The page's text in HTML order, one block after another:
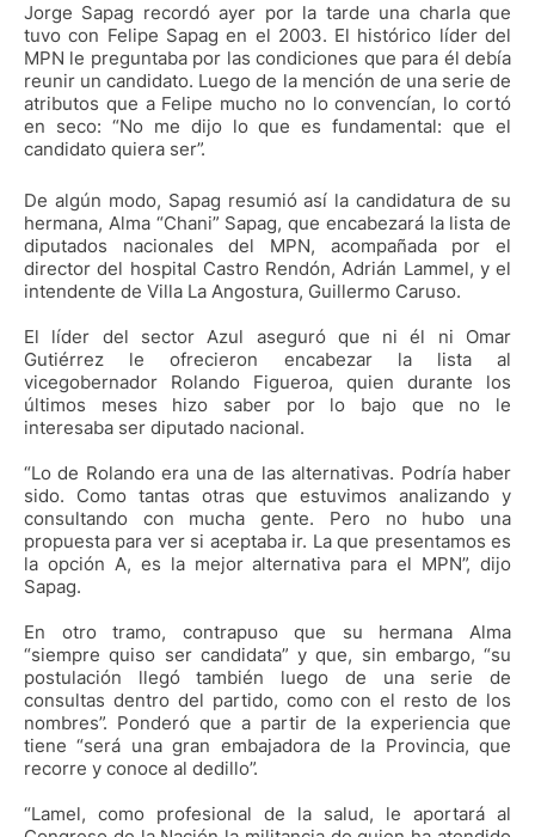
Jorge Sapag recordó ayer por la tarde una charla que
tuvo con Felipe Sapag en el 2003. El histórico líder del
MPN le preguntaba por las condiciones que para él debía
reunir un candidato. Luego de la mención de una serie de
atributos que a Felipe mucho no lo convencían, lo cortó
en seco: “No me dijo lo que es fundamental: que el
candidato quiera ser”.
De algún modo, Sapag resumió así la candidatura de su
hermana, Alma “Chani” Sapag, que encabezará la lista de
diputados nacionales del MPN, acompañada por el
director del hospital Castro Rendón, Adrián Lammel, y el
intendente de Villa La Angostura, Guillermo Caruso.
El líder del sector Azul aseguró que ni él ni Omar
Gutiérrez le ofrecieron encabezar la lista al
vicegobernador Rolando Figueroa, quien durante los
últimos meses hizo saber por lo bajo que no le
interesaba ser diputado nacional.
“Lo de Rolando era una de las alternativas. Podría haber
sido. Como tantas otras que estuvimos analizando y
consultando con mucha gente. Pero no hubo una
propuesta para ver si aceptaba ir. La que presentamos es
la opción A, es la mejor alternativa para el MPN”, dijo
Sapag.
En otro tramo, contrapuso que su hermana Alma
“siempre quiso ser candidata” y que, sin embargo, “su
postulación llegó también luego de una serie de
consultas dentro del partido, como con el resto de los
nombres”. Ponderó que a partir de la experiencia que
tiene “será una gran embajadora de la Provincia, que
recorre y conoce al dedillo”.
“Lamel, como profesional de la salud, le aportará al